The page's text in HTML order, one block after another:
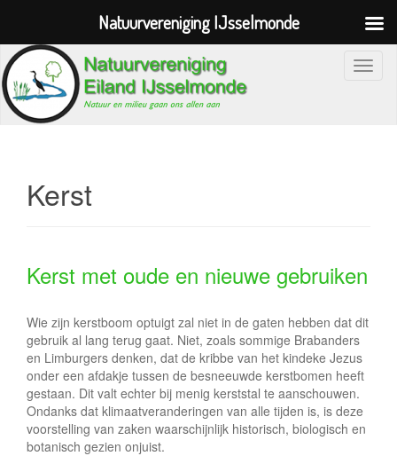
S
v
i
g
a
i
Kerst
Kerst met oude en nieuwe gebruiken
Wie zijn kerstboom optuigt zal niet in de gaten hebben dat dit
gebruik al lang terug gaat. Niet, zoals sommige Brabanders
en Limburgers denken, dat de kribbe van het kindeke Jezus
onder een afdakje tussen de besneeuwde kerstbomen heeft
gestaan. Dit valt echter bij menig kerststal te aanschouwen.
Ondanks dat klimaatveranderingen van alle tijden is, is deze
voorstelling van zaken waarschijnlijk historisch, biologisch en
botanisch gezien onjuist.
Natuurvereniging IJsselmonde